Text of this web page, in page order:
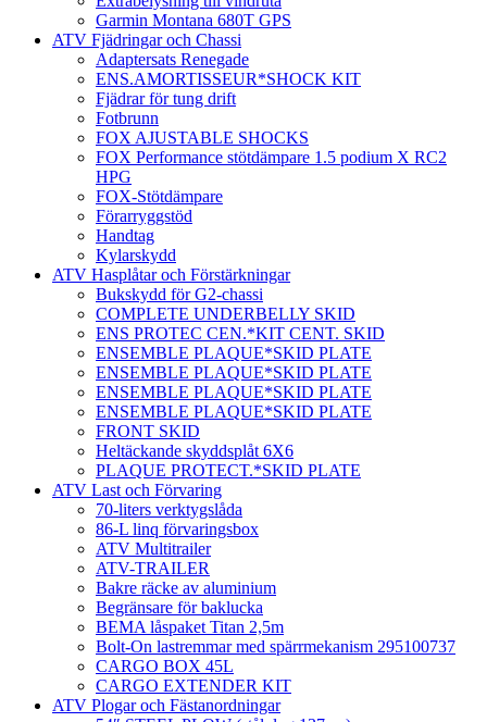
Garmin Montana 680T GPS
ATV Fjädringar och Chassi
Adaptersats Renegade
ENS.AMORTISSEUR*SHOCK KIT
Fjädrar för tung drift
Fotbrunn
FOX AJUSTABLE SHOCKS
FOX Performance stötdämpare 1.5 podium X RC2
HPG
FOX-Stötdämpare
Förarryggstöd
Handtag
Kylarskydd
ATV Hasplåtar och Förstärkningar
Bukskydd för G2-chassi
COMPLETE UNDERBELLY SKID
ENS PROTEC CEN.*KIT CENT. SKID
ENSEMBLE PLAQUE*SKID PLATE
ENSEMBLE PLAQUE*SKID PLATE
ENSEMBLE PLAQUE*SKID PLATE
ENSEMBLE PLAQUE*SKID PLATE
FRONT SKID
Heltäckande skyddsplåt 6X6
PLAQUE PROTECT.*SKID PLATE
ATV Last och Förvaring
70-liters verktygslåda
86-L linq förvaringsbox
ATV Multitrailer
ATV-TRAILER
Bakre räcke av aluminium
Begränsare för baklucka
BEMA låspaket Titan 2,5m
Bolt-On lastremmar med spärrmekanism 295100737
CARGO BOX 45L
CARGO EXTENDER KIT
ATV Plogar och Fästanordningar